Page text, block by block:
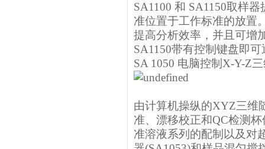
SA1100 和 SA1150取样
准位置于工作标准的放置
提高分析效率，并且可增
SA1150带有控制键盘即
SA 1050 电脑控制X-Y-Z
由计算机操纵的XYZ三维
准、漂移校正和QC检测
准溶液系列的配制以及对